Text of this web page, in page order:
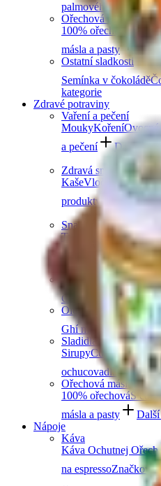
palmového oleje
Ořechová másla
100% ořechová S
másla a pasty
Ostatní sladkosti
Semínka v čokoládě
kategorie
Zdravé potraviny
Vaření a pečení
MoukyKořeníOvocné
a pečení
Další
Zdravá snídaně
KašeVločky Müsli a
produkty zdravé
Snacky
Tyčinky
Crackery
Další kategorie
Obiloviny a luštěniny
Čočka
BulgurKuskus
Oleje a másla
Ghí máslo
Kokosové
Sladidla a
SirupyCukry a
ochucovadla
Další
Ořechová másla
100% ořechováS
másla a pasty
Nápoje
Káva
Káva Ochutnej Ořech
na espressoZnačková